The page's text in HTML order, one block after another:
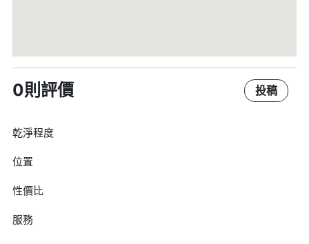
0則評價 投稿
乾淨程度
位置
性價比
服務